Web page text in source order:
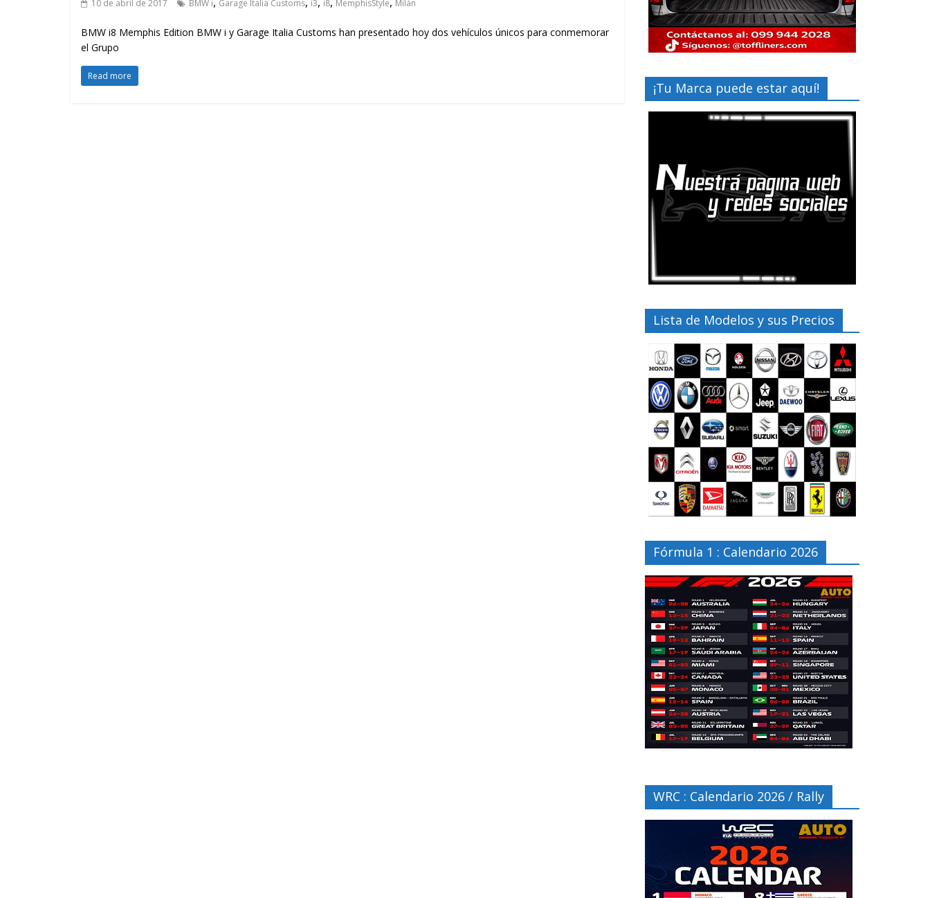
10 de abril de 2017 BMW i Garage Italia Customs i3 i8 MemphisStyle Milán
BMW i8 Memphis Edition BMW i y Garage Italia Customs han presentado hoy dos vehículos únicos para conmemorar
el Grupo
Read more
¡Tu Marca puede estar aquí!
Lista de Modelos y sus Precios
Fórmula 1 : Calendario 2026
WRC : Calendario 2026 / Rally